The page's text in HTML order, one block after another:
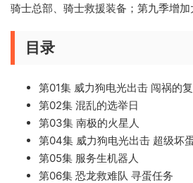
骑士总部、骑士救援装备；第九季增加
目录
第01集 威力狗电光出击 闯祸的
第02集 混乱的选举日
第03集 南极的火星人
第04集 威力狗电光出击 超级坏
第05集 服务生机器人
第06集 恐龙救难队 寻蛋任务